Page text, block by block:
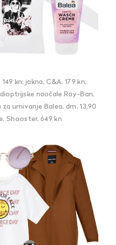
kn; jakna, C&A, 179 kn;
naočale Ray-Ban,
umivanje Balea, dm, 13,90
Shooster, 649 kn